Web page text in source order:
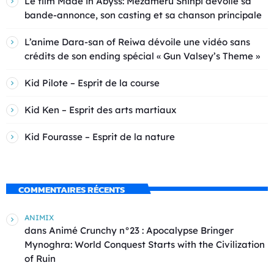
bande-annonce, son casting et sa chanson principale
L’anime Dara-san of Reiwa dévoile une vidéo sans
crédits de son ending spécial « Gun Valsey’s Theme »
Kid Pilote – Esprit de la course
Kid Ken – Esprit des arts martiaux
Kid Fourasse – Esprit de la nature
COMMENTAIRES RÉCENTS
ANIMIX
dans Animé Crunchy n°23 : Apocalypse Bringer
Mynoghra: World Conquest Starts with the Civilization
of Ruin